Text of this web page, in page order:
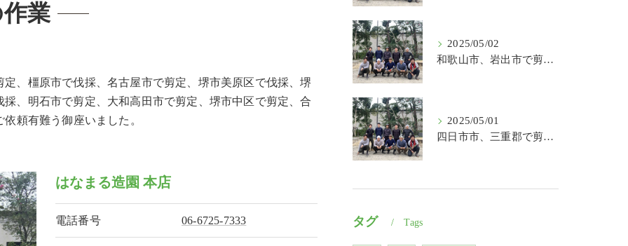
業
、橿原市で伐採、名古屋市で剪定、堺市美原区で伐採、堺
、明石市で剪定、大和高田市で剪定、堺市中区で剪定、合
頼有難う御座いました。
はなまる造園 本店
電話番号 06-6725-7333
2025/05/02
和歌山市、岩出市で剪定、伐採、草刈りの作業を頼むなら はなまる造園
2025/05/01
四日市市、三重郡で剪定、伐採、草刈りの作業を頼むなら はなまる造園
タグ Tags